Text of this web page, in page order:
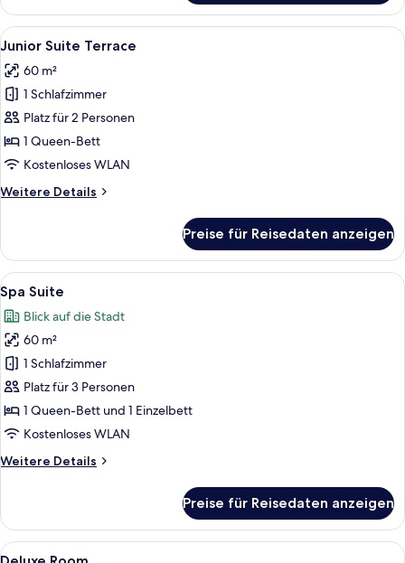
Junior
Suite
Alle
Fotos
für
Junior
Suite
Terrace
anzeigen
Ein luxuriöses Hotelzimmer mit
9
Junior Suite Terrace
60 m²
1 Schlafzimmer
Platz für 2 Personen
1 Queen-Bett
Kostenloses WLAN
Weitere Details
Weitere
Suite
Terrace
Preise für Reisedaten anzeigen
Alle
Fotos
für
Spa
Suite
anzeigen
Ein luxuriöses Schlafzimmer mit
10
Spa Suite
Blick auf die Stadt
60 m²
1 Schlafzimmer
Platz für 3 Personen
1 Queen-Bett und 1 Einzelbett
Kostenloses WLAN
Weitere Details
Weitere
Suite
Preise für Reisedaten anzeigen
Alle
Bettwäsche aus ägyptischer
7